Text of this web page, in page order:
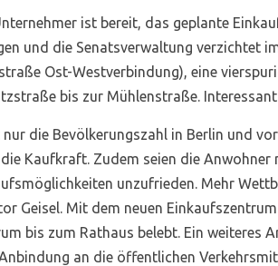
ist bereit, das geplante
und die Senatsverwaltung verzichtet
Ost-Westverbindung), eine
bis zur Mühlenstraße.
nur die Bevölkerungszahl in Berlin und
Kaufkraft. Zudem seien die
unzufrieden. Mehr
Geisel. Mit dem neuen
bis zum Rathaus belebt. Ein weiteres
an die öffentlichen